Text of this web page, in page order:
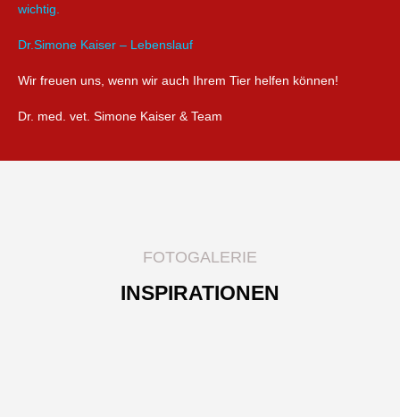
wichtig.
Dr.Simone Kaiser – Lebenslauf
Wir freuen uns, wenn wir auch Ihrem Tier helfen können!
Dr. med. vet. Simone Kaiser & Team
FOTOGALERIE
INSPIRATIONEN